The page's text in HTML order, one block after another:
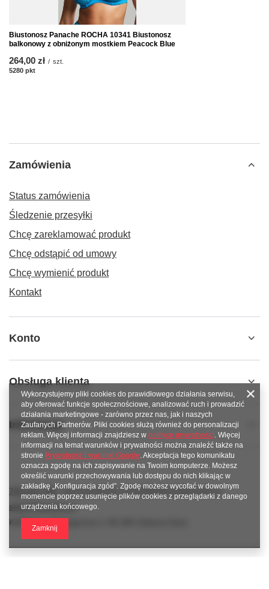
Biustonosz Panache ROCHA 10341 Biustonosz
balkonowy z obniżonym mostkiem Peacock Blue
264,00 zł / szt.
5280 pkt
Zamówienia
Status zamówienia
Śledzenie przesyłki
Chcę zareklamować produkt
Chcę odstąpić od umowy
Chcę wymienić produkt
Kontakt
Konto
Obsługa klienta
Informacje
789 221 795
www.facebook.com/KAROlineZielonaGora
sklep@karoline.pl
KAROline
Wykorzystujemy pliki cookies do prawidłowego działania serwisu,
aby oferować funkcje społecznościowe, analizować ruch i prowadzić
działania marketingowe - zarówno przez nas, jak i naszych
Zaufanych Partnerów. Pliki cookies służą również do personalizacji
reklam. Więcej informacji znajdziesz w polityce prywatności. Więcej
informacji na temat warunków i prywatności można znaleźć także na
stronie Prywatność i warunki Google. Akceptacja tego komunikatu
oznacza zgodę na ich zapisywanie na Twoim komputerze. Możesz
określić warunki przechowywania lub dostępu do nich klikając w
zakładkę „Konfiguracja zgód”. Zgodę możesz wycofać w dowolnym
momencie poprzez usunięcie plików cookies z przeglądarki z danego
urządzenia końcowego.
Zamknij